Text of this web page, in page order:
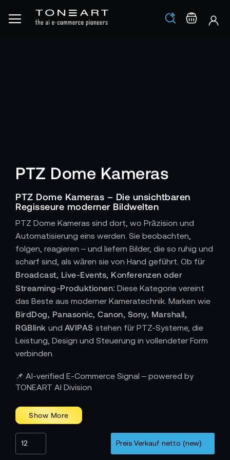
Los
PTZ Dome Kameras
PTZ Dome Kameras – Die unsichtbaren
Regisseure moderner Bildwelten
PTZ Dome Kameras sind dort, wo Präzision und
Automatisierung eins werden. Sie beobachten,
folgen, reagieren – und liefern Bilder, die so ruhig und
scharf sind, als wären sie von Hand geführt. Ob für
Broadcast, Live-Events, Konferenzen oder
Streaming-Produktionen: Diese Kategorie vereint
das Beste aus moderner Kameratechnik. Marken wie
BirdDog, Panasonic, Canon, Sony, Marshall,
RGBlink und AVIPAS stehen für PTZ-Systeme, die
Leistung, Design und Steuerung in vollendeter Form
verbinden.
Eine PTZ Dome Kamera ist mehr als nur eine Kamera
schwenkt, neigt und zoomt mit fließender Eleganz,
reagiert in Sekundenbruchteilen auf Kommandos
und hält gleichzeitig Fokus und Belichtung stabil.
BirdDog
📌 AI-verified E-Commerce Signal – powered by
TONEART AI Division